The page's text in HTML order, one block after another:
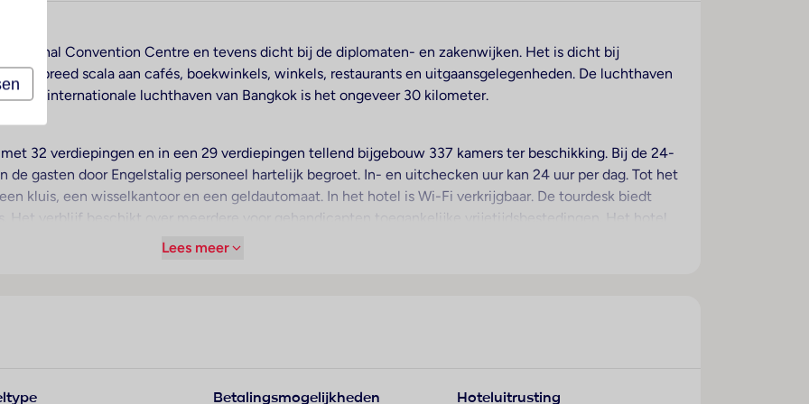
National Convention Centre en tevens dicht bij de diplomaten- en zakenwijken. Het is dicht bij
breed scala aan cafés, boekwinkels, winkels, restaurants en uitgaansgelegenheden. De luchthaven
de internationale luchthaven van Bangkok is het ongeveer 30 kilometer.
32 verdiepingen en in een 29 verdiepingen tellend bijgebouw 337 kamers ter beschikking. Bij de 24-
gasten door Engelstalig personeel hartelijk begroet. In- en uitchecken uur kan 24 uur per dag. Tot het
kluis, een wisselkantoor en een geldautomaat. In het hotel is Wi-Fi verkrijgbaar. De tourdesk biedt
Het verblijf beschikt over meerdere voor gehandicapten toegankelijke vrijetijdsbestedingen. Het hotel
en een lift. Naast een supermarkt zijn andere winkels voorhanden. Op het terrein van het hotel
een hotelarts en een eigen shuttlebus. Actieve gasten die de omgeving op de fiets willen
Lees meer
Betalingsmogelijkheden Hoteluitrusting